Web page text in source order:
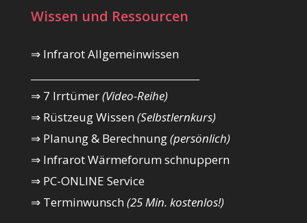
Wissen und Ressourcen
⇒ Infrarot Allgemeinwissen
⇒ 7 Irrtümer(Video-Reihe)
⇒ Rüstzeug Wissen(Selbstlernkurs)
⇒ Planung & Berechnung(persönlich)
⇒ Infrarot Wärmeforum schnuppern
⇒ PC-ONLINE Service
⇒ Terminwunsch(25 Min. kostenlos!)